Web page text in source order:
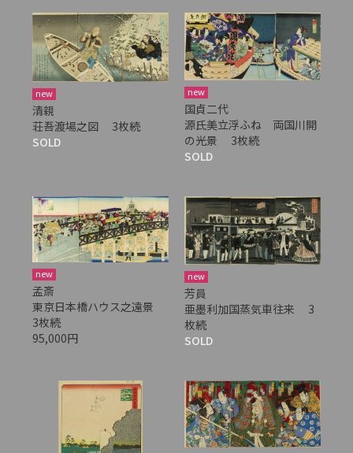
new
清親
荘吾渡場之図 3枚続
SOLD
new
国貞二代
源氏美立浮ふね 両国川開
の光景 3枚続
SOLD
new
孟斎
東京日本橋ハウス之遠景
3枚続
95,000円
new
芳員
亜墨利加国蒸気車往来 3
枚続
SOLD